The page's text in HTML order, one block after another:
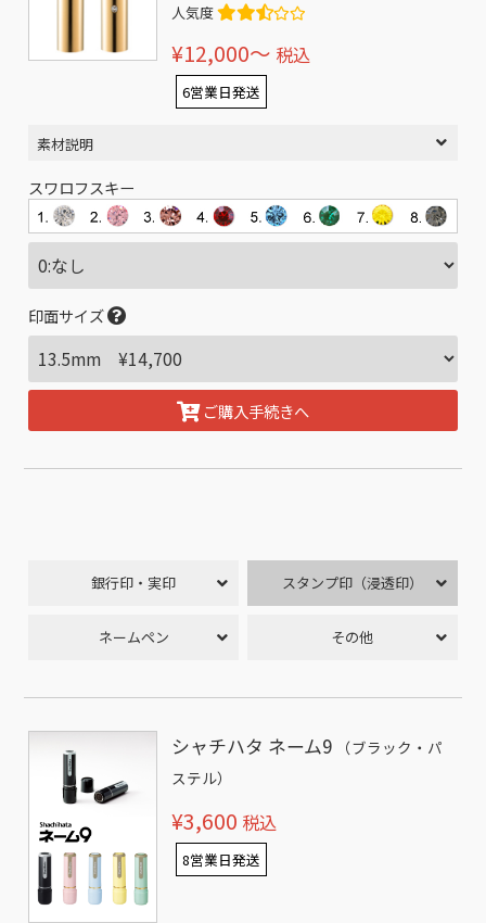
人気度
¥12,000〜 税込
6営業日発送
素材説明
スワロフスキー
印面サイズ
ご購入手続きへ
銀行印・実印 スタンプ印（浸透印）
ネームペン その他
シャチハタ ネーム9
（ブラック・パ
ステル）
¥3,600 税込
8営業日発送